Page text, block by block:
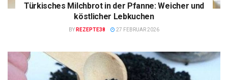
Türkisches Milchbrot in der Pfanne: Weicher und
köstlicher Lebkuchen
BY REZEPTE38 27 FEBRUAR 2026